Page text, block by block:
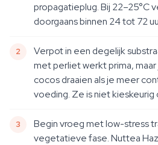
propagatieplug. Bij 22–25°C
doorgaans binnen 24 tot 72
Verpot in een degelijk
met perliet werkt prima,
cocos draaien als je meer
voeding. Ze is niet kieskeurig
Begin vroeg met low-stress
vegetatieve fase. Nuttea